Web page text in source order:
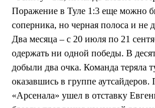
Поражение в Туле 1:3 еще можно
соперника, но черная полоса и не
Два месяца – с 20 июля по 21
одержать ни одной победы. В
добыли два очка. Команда теряла
оказавшись в группе
«Арсенала» ушел в отставку